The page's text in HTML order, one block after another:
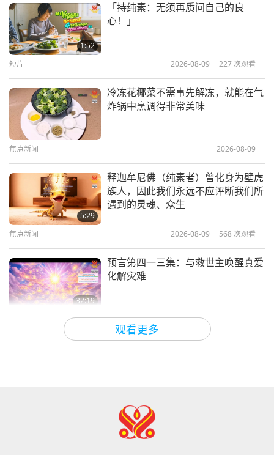
保持内心纯净以服务大众（二集之
佛教故事「行事不公的业报」（二集
提升世界（五集之一） 2012.04.07
法国
观看更多
1:52
「持纯素：无须再质问自己的良
心！」
短片 2026-08-09 227 次观看
冷冻花椰菜不需事先解冻，就能在气
炸锅中烹调得非常美味
焦点新闻 2026-08-09
5:29
释迦牟尼佛（纯素者）曾化身为壁虎
族人，因此我们永远不应评断我们所
遇到的灵魂、众生
焦点新闻 2026-08-09 568 次观看
32:19
预言第四一三集：与救世主唤醒真爱
化解灾难
关于地球的古预言 2026-08-09
32:43
希望那些仍在沉睡，等待主耶稣的人